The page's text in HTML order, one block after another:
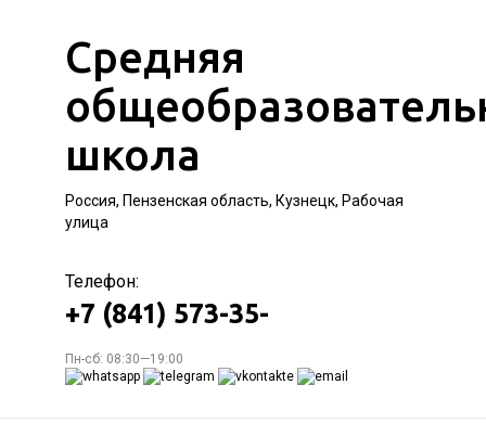
Средняя
школа
Россия, Пензенская область, Кузнецк, Рабочая
улица
Телефон:
+7 (841) 573-35-
Пн-сб: 08:30—19:00